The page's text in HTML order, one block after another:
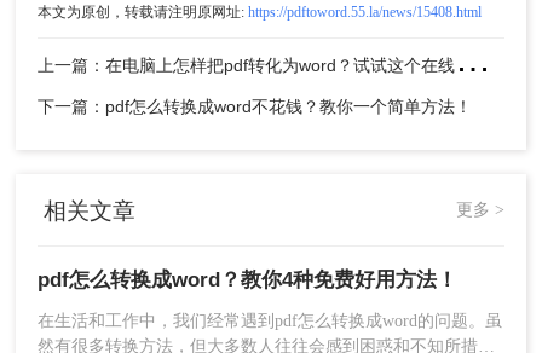
3、如果对页码、是否启用ocr、输出格式、转换效
果等有要求，可以先设置然后再点击开始转换哦。
4、转换完成点击下载即可。
本文为原创，转载请注明原网址: https://pdftoword.55.la/news/15408.html
上
一篇：在电脑上怎样把pdf转化为word？试试这个在线免费方法！
下一篇：pdf怎么转换成word不花钱？教你一个简单方法！
相关文章 更多 >
pdf怎么转换成word？教你4种免费好用方法！
在生活和工作中，我们经常遇到pdf怎么转换成word的问题。虽
然有很多转换方法，但大多数人往往会感到困惑和不知所措。